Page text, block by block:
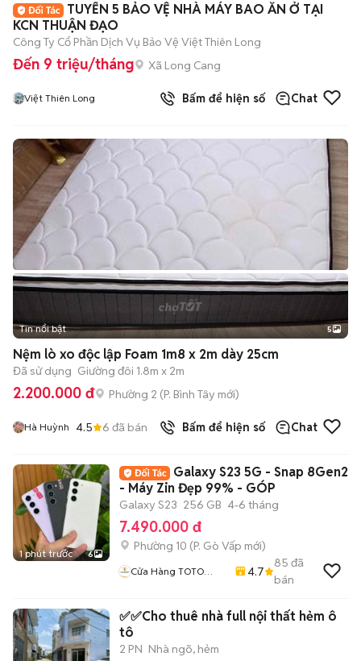
TUYỂN 5 BẢO VỆ NHÀ MÁY BAO ĂN Ở TẠI
KCN THUẬN ĐẠO
Công Ty Cổ Phần Dịch Vụ Bảo Vệ Việt Thiên Long
Đến 9 triệu/tháng Xã Long Cang
Việt Thiên Long Bấm để hiện số Chat
Tin nổi bật 5
Nệm lò xo độc lập Foam 1m8 x 2m dày 25cm
Đã sử dụng Giường đôi 1.8m x 2m
2.200.000 đ Phường 2 (P. Bình Tây mới)
Hà Huỳnh 4.5 6 đã bán Bấm để hiện số Chat
1 phút trước 6
Galaxy S23 5G - Snap 8Gen2
- Máy Zin Đẹp 99% - GÓP
Galaxy S23 256 GB 4-6 tháng
7.490.000 đ
Phường 10 (P. Gò Vấp mới)
Cửa Hàng TOTO
4.7
85 đã
bán
✅✅Cho thuê nhà full nội thất hẻm ô
tô
2 PN Nhà ngõ, hẻm